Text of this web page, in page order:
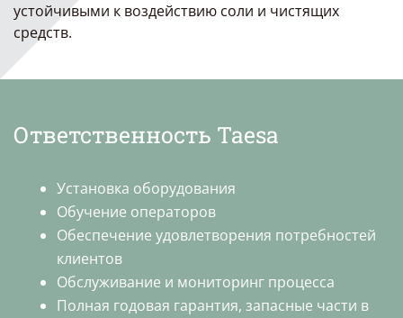
устойчивыми к воздействию соли и чистящих
средств.
Ответственность Taesa
Установка оборудования
Обучение операторов
Обеспечение удовлетворения потребностей
клиентов
Обслуживание и мониторинг процесса
Полная годовая гарантия, запасные части в